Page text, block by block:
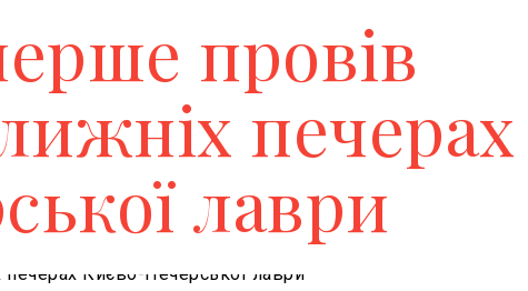
провів
печерах
лаври